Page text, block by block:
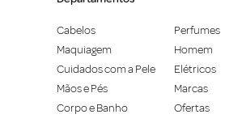
Cabelos
Maquiagem
Cuidados com a Pele
Mãos e Pés
Corpo e Banho
Perfumes
Homem
Elétricos
Marcas
Ofertas